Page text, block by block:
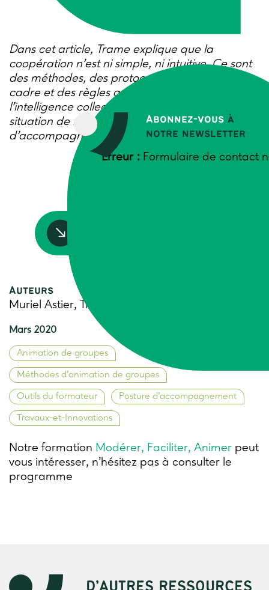
Abonnez-vous à
notre newsletter
Erreur : Formulaire de contact
Dans cet article, Trame explique que la
coopération n’est ni simple, ni intuitive. Ce sont
des méthodes, des protocoles, des postures, un
cadre et des règles adaptés qui créent
l’intelligence collective. A utiliser en toute
situation de réunion, formation,
d’accompagnement d’un collectif.
Auteurs
Muriel Astier, Trame
Mars 2020
Animation de groupes
Méthodes d’animation de groupes
Outils du formateur Posture d’accompagnement
Travaux-et-Innovations
Notre formation Modérer, Faciliter, Animer peut
vous intéresser, n'hésitez pas à consulter le
programme